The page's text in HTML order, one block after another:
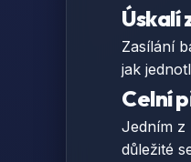
Úskalí
Zasílání
jak
Celní
Jedním z
důležité